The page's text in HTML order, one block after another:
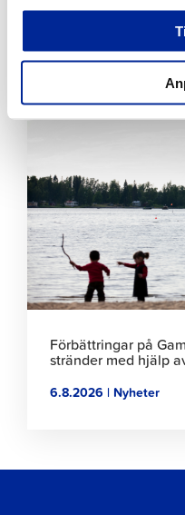
Tillfälliga
korsningen mellan
Klicka
läsa
artikeln
Förbättringar på
stränder med hjälp
6.8.2026 | Nyheter